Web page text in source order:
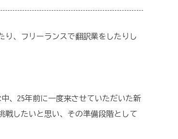
、フリーランスで翻訳業をしたりし
、25年前に一度来させていただいた新
戦したいと思い、その準備段階として